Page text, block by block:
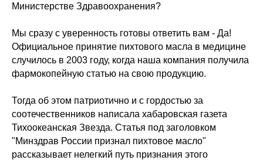
Министерстве Здравоохранения?
Мы сразу с уверенность готовы ответить вам - Да!
Официальное принятие пихтового масла в медицине
случилось в 2003 году, когда наша компания получила
фармокопейную статью на свою продукцию.
Тогда об этом патриотично и с гордостью за
соотечественников написала хабаровская газета
Тихоокеанская Звезда. Статья под заголовком
"Минздрав России признал пихтовое масло"
рассказывает нелегкий путь признания этого